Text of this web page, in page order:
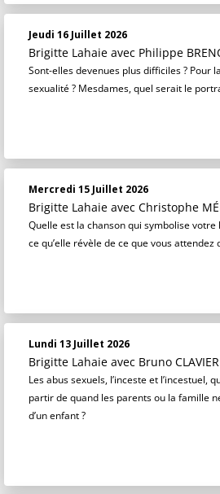
Jeudi 16 Juillet 2026
Brigitte Lahaie avec Philippe
Sont-elles devenues plus difficiles ? Pour
sexualité ? Mesdames, quel serait le
Mercredi 15 Juillet 2026
Brigitte Lahaie avec Christophe
Quelle est la chanson qui symbolise votre
ce qu’elle révèle de ce que vous attendez
Lundi 13 Juillet 2026
Brigitte Lahaie avec Bruno CLAVIER
Les abus sexuels, l’inceste et l’incestuel,
partir de quand les parents ou la famille
d’un enfant ?